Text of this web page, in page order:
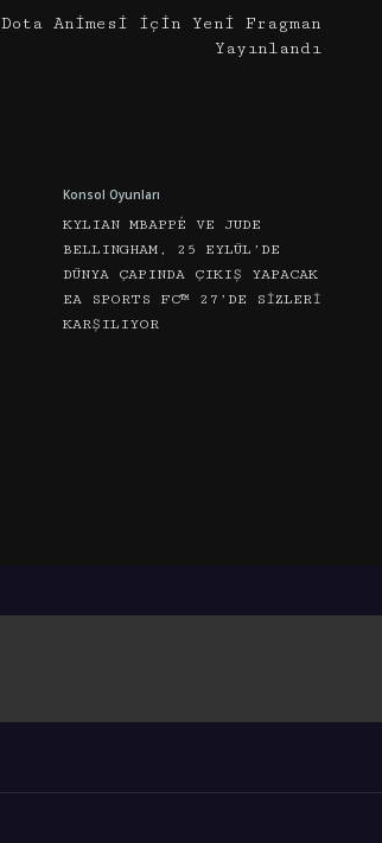
Dota Animesi için Yeni Fragman
Yayınlandı
Konsol Oyunları
KYLIAN MBAPPÉ VE JUDE
BELLINGHAM, 25 EYLÜL’DE
DÜNYA ÇAPINDA ÇIKIŞ YAPACAK
EA SPORTS FC™ 27’DE SİZLERİ
KARŞILIYOR